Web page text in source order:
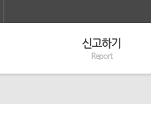
신고하기
Report